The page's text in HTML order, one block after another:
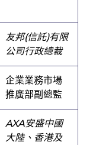
友邦(信託)有限
公司行政總裁
企業業務市場
推廣部副總監
AXA安盛中國
大陸、香港及